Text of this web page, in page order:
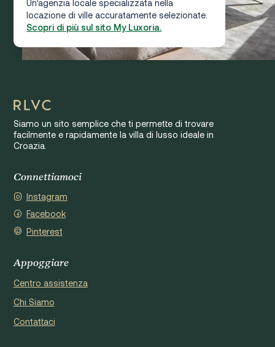
Un’agenzia locale specializzata nella
locazione di ville accuratamente selezionate.
Scopri di più sul sito My Luxoria.
Siamo un sito semplice che ti permette di trovare
facilmente e rapidamente la villa di lusso ideale in
Croazia.
Connettiamoci
Instagram
Facebook
Pinterest
Appoggiare
Centro assistenza
Chi Siamo
Contattaci